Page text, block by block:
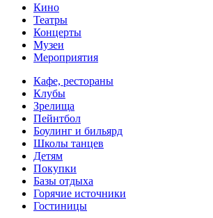
Кино
Театры
Концерты
Музеи
Мероприятия
Кафе, рестораны
Клубы
Зрелища
Пейнтбол
Боулинг и бильярд
Школы танцев
Детям
Покупки
Базы отдыха
Горячие источники
Гостиницы